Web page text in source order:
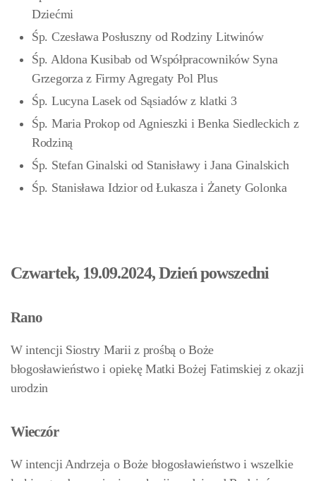
Dziećmi
Śp. Czesława Posłuszny od Rodziny Litwinów
Śp. Aldona Kusibab od Współpracowników Syna
Grzegorza z Firmy Agregaty Pol Plus
Śp. Lucyna Lasek od Sąsiadów z klatki 3
Śp. Maria Prokop od Agnieszki i Benka Siedleckich z
Rodziną
Śp. Stefan Ginalski od Stanisławy i Jana Ginalskich
Śp. Stanisława Idzior od Łukasza i Żanety Golonka
Czwartek, 19.09.2024, Dzień powszedni
Rano
W intencji Siostry Marii z prośbą o Boże
błogosławieństwo i opiekę Matki Bożej Fatimskiej z okazji
urodzin
Wieczór
W intencji Andrzeja o Boże błogosławieństwo i wszelkie